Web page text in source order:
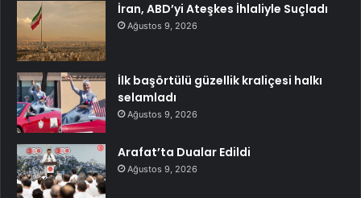
İran, ABD’yi Ateşkes İhlaliyle Suçladı
Ağustos 9, 2026
İlk başörtülü güzellik kraliçesi halkı
selamladı
Ağustos 9, 2026
Arafat’ta Dualar Edildi
Ağustos 9, 2026